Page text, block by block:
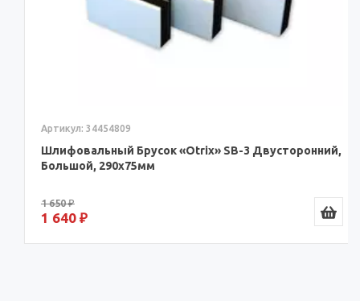
Артикул: 34454809
Шлифовальный Брусок «Otrix» SB-3 Двусторонний,
Большой, 290x75мм
1 650 ₽
1 640 ₽